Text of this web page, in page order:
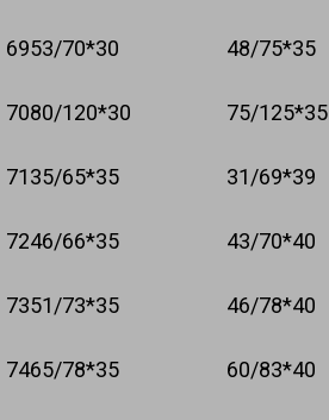
6953/70*30 48/75*35
7080/120*30 75/125*35
7135/65*35 31/69*39
7246/66*35 43/70*40
7351/73*35 46/78*40
7465/78*35 60/83*40